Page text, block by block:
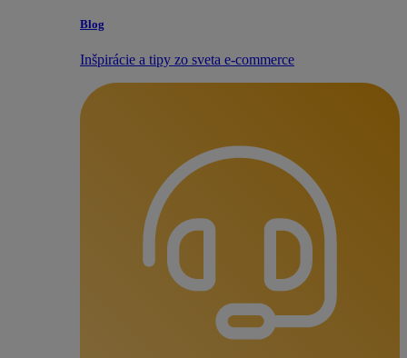
Blog
Inšpirácie a tipy zo sveta e‑commerce